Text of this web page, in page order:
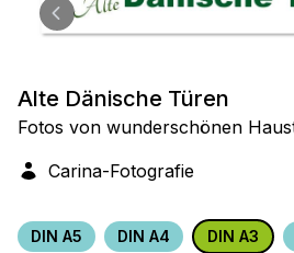
Alte Dänische Türen
Fotos von wunderschönen
Carina-Fotografie
DIN A5 DIN A4 DIN A3